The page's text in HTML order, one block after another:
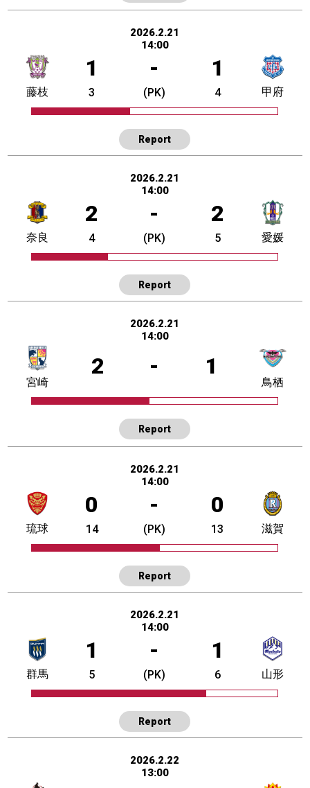
2026.2.21
14:00
1 - 1
藤枝 3 (PK) 4 甲府
Report
2026.2.21
14:00
2 - 2
奈良 4 (PK) 5 愛媛
Report
2026.2.21
14:00
2 - 1
宮崎 鳥栖
Report
2026.2.21
14:00
0 - 0
琉球 14 (PK) 13 滋賀
Report
2026.2.21
14:00
1 - 1
群馬 5 (PK) 6 山形
Report
2026.2.22
13:00